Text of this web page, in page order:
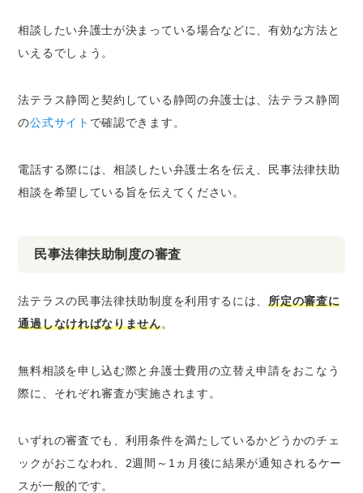
相談したい弁護士が決まっている場合などに、有効な方法と
いえるでしょう。
法テラス静岡と契約している静岡の弁護士は、法テラス静岡
の公式サイト で確認できます。
電話する際には、相談したい弁護士名を伝え、民事法律扶助
相談を希望している旨を伝えてください。
民事法律扶助制度の審査
法テラスの民事法律扶助制度を利用するには、所定の審査に
通過しなければなりません。
無料相談を申し込む際と弁護士費用の立替え申請をおこなう
際に、それぞれ審査が実施されます。
いずれの審査でも、利用条件を満たしているかどうかのチェ
ックがおこなわれ、2週間～1ヵ月後に結果が通知されるケー
スが一般的です。